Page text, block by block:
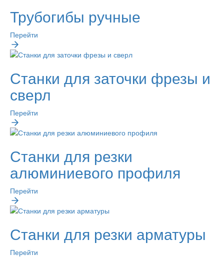
Трубогибы ручные
Перейти
Станки для заточки фрезы и
сверл
Перейти
Станки для резки
алюминиевого профиля
Перейти
Станки для резки арматуры
Перейти